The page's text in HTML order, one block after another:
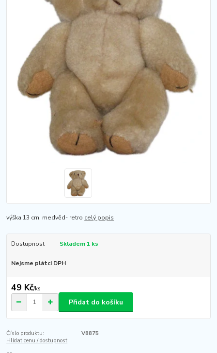
výška 13 cm, medvěd- retro celý popis
Dostupnost Skladem 1 ks
Nejsme plátci DPH
49 Kč/ks
Přidat do košíku
Číslo produktu:
V8875
Hlídat cenu / dostupnost